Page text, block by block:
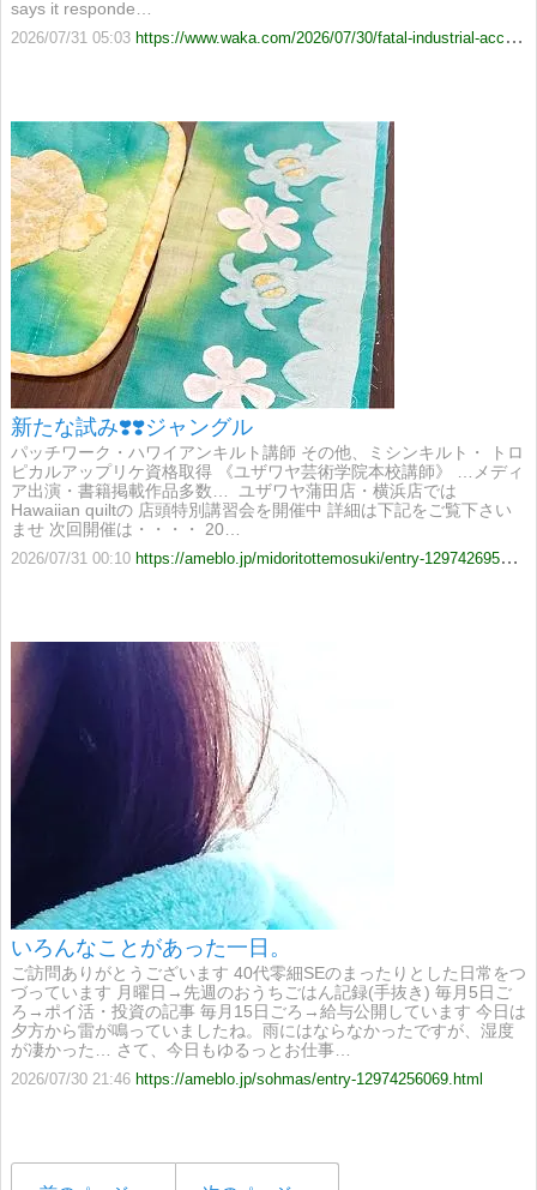
says it responde…
2026/07/31 05:03 https://www.waka.com/2026/07/30/fatal-industrial-accident-under-investigation-in-chilton-county/
新たな試み❣️❣️ジャングル
パッチワーク・ハワイアンキルト講師 その他、ミシンキルト・ トロ
ピカルアップリケ資格取得 《ユザワヤ芸術学院本校講師》 …メディ
ア出演・書籍掲載作品多数… ​​ ユザワヤ蒲田店・横浜店では
Hawaiian quiltの 店頭特別講習会を開催中 詳細は下記をご覧下さい
ませ 次回開催は・・・・ 20…
2026/07/31 00:10 https://ameblo.jp/midoritottemosuki/entry-12974269548.html
いろんなことがあった一日。
ご訪問ありがとうございます 40代零細SEのまったりとした日常をつ
づっています 月曜日→先週のおうちごはん記録(手抜き) 毎月5日ご
ろ→ポイ活・投資の記事 毎月15日ごろ→給与公開しています 今日は
夕方から雷が鳴っていましたね。雨にはならなかったですが、湿度
が凄かった… さて、今日もゆるっとお仕事…
2026/07/30 21:46 https://ameblo.jp/sohmas/entry-12974256069.html